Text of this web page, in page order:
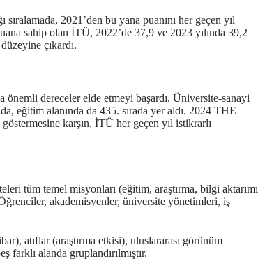
2021’den bu yana puanını her geçen yıl
sahip olan İTÜ, 2022’de 37,9 ve 2023 yılında 39,2
çıkardı.
dereceler elde etmeyi başardı. Üniversite-sanayi
eğitim alanında da 435. sırada yer aldı. 2024 THE
karşın, İTÜ her geçen yıl istikrarlı
tüm temel misyonları (eğitim, araştırma, bilgi aktarımı
akademisyenler, üniversite yönetimleri, iş
atıflar (araştırma etkisi), uluslararası görünüm
alanda gruplandırılmıştır.